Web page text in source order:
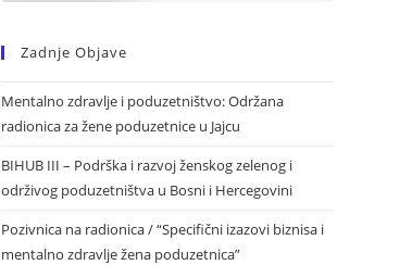
Zadnje Objave
Mentalno zdravlje i poduzetništvo: Održana
radionica za žene poduzetnice u Jajcu
BIHUB III – Podrška i razvoj ženskog zelenog i
održivog poduzetništva u Bosni i Hercegovini
Pozivnica na radionica / “Specifični izazovi biznisa i
mentalno zdravlje žena poduzetnica”